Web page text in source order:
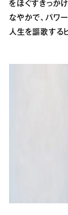
をほぐすきっか
なやかで、パワ
人生を謳歌する